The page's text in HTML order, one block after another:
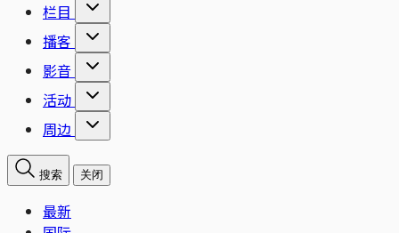
栏目
播客
影音
活动
周边
搜索 关闭
最新